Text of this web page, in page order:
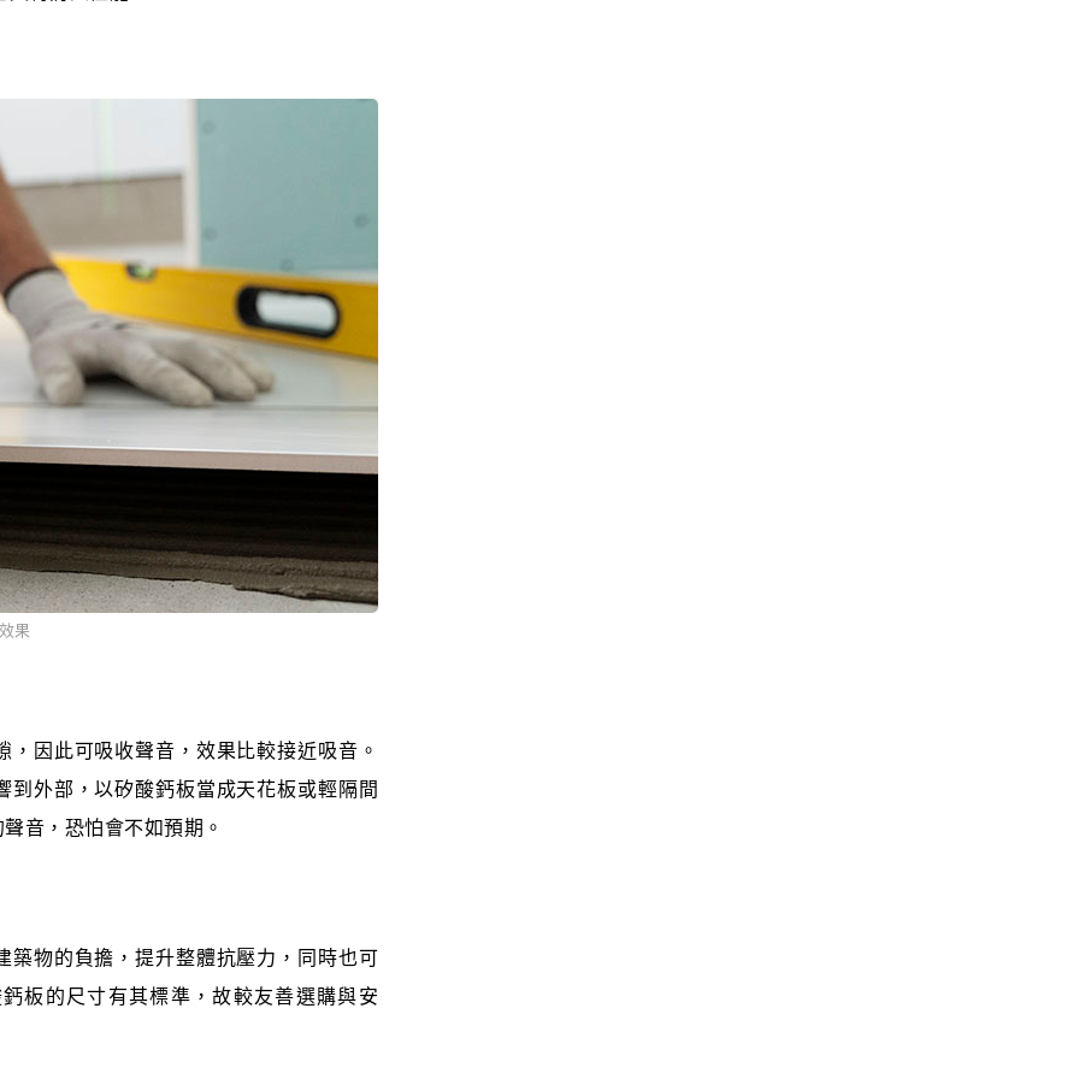
果
因此可吸收聲音，效果比較接近吸音。
外部，以矽酸鈣板當成天花板或輕隔間
音，恐怕會不如預期。
築物的負擔，提升整體抗壓力，同時也可
板的尺寸有其標準，故較友善選購與安